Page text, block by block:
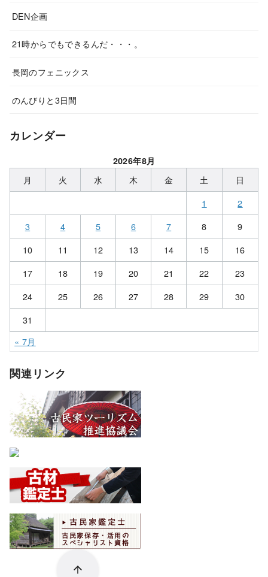
DEN企画
21時からでもできるんだ・・・。
長岡のフェニックス
のんびりと3日間
カレンダー
2026年8月
月 火 水 木 金 土
日
1
2
3
4 5 6 7 8
9
10
11 12 13 14 15
16
17
18 19 20 21 22
23
24
25 26 27 28 29
30
31
« 7月
関連リンク